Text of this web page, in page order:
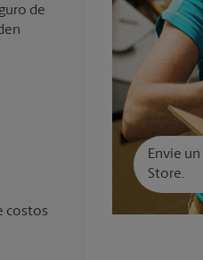
de Impresión
de
costos
Envíe
Store.